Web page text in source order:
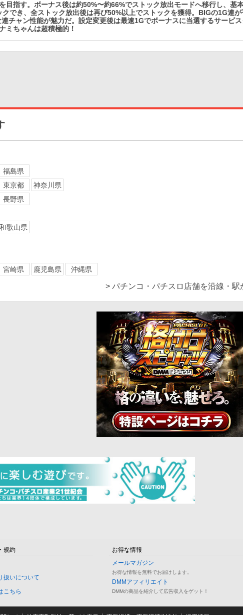
目指す。ボーナス後は約50%〜約66%でストック放出モードへ移行し、基
でき、全ストック放出後は再び50%以上でストックを獲得。BIGの1G連
チャン性能が魅力だ。設定変更後は最速1Gでボーナスに当選するサービ
ミちゃんは超積極的！
福島県
東京都
神奈川県
長野県
和歌山県
宮崎県 鹿児島県 沖縄県
> パチンコ・パチスロ店舗を沿線・駅
規約
扱いについて
こちら
お得な情報
メールマガジン
お得な情報を無料でお届けします。
DMMアフィリエイト
DMMの商品を紹介して広告収入をゲット！